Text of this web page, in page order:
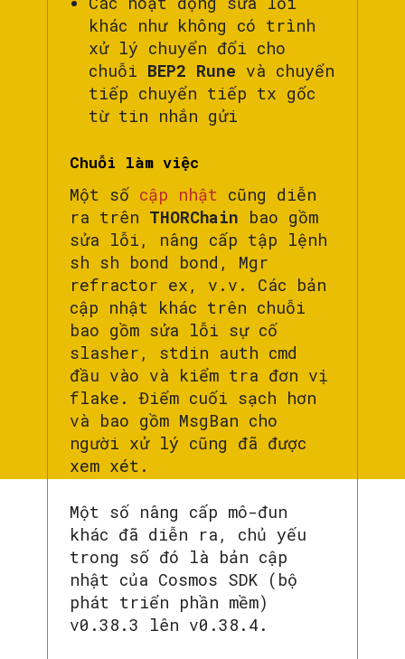
khác như không có trình
xử lý chuyển đổi cho
chuỗi BEP2 Rune và chuyển
tiếp chuyển tiếp tx gốc
từ tin nhắn gửi
Chuỗi làm việc
Một số cập nhật cũng diễn
ra trên THORChain bao gồm
sửa lỗi, nâng cấp tập lệnh
sh sh bond bond, Mgr
refractor ex, v.v. Các bản
cập nhật khác trên chuỗi
bao gồm sửa lỗi sự cố
slasher, stdin auth cmd
đầu vào và kiểm tra đơn vị
flake. Điểm cuối sạch hơn
và bao gồm MsgBan cho
người xử lý cũng đã được
xem xét.
Một số nâng cấp mô-đun
khác đã diễn ra, chủ yếu
trong số đó là bản cập
nhật của Cosmos SDK (bộ
phát triển phần mềm)
v0.38.3 lên v0.38.4.